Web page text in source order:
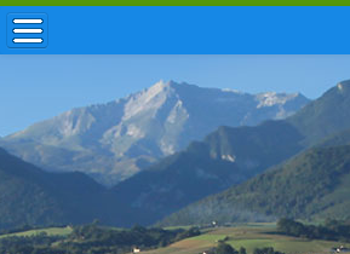
ACCUEIL / INFOS
MUNICIPALITÉ
VIE LOCALE
ENFANCE